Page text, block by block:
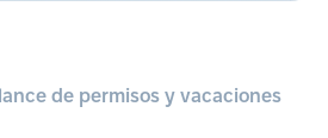
de permisos y vacaciones